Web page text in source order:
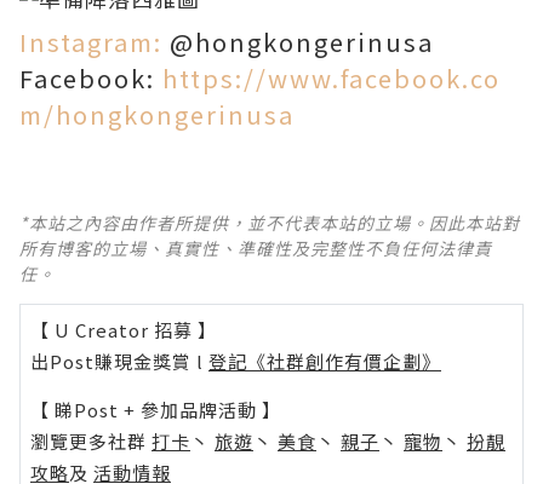
Instagram: @hongkongerinusa
Facebook: https://www.facebook.co
m/hongkongerinusa
*本站之內容由作者所提供，並不代表本站的立場。因此本站對
所有博客的立場、真實性、準確性及完整性不負任何法律責
任。
【 U Creator 招募 】
出Post賺現金獎賞 l 登記《社群創作有價企劃》
【 睇Post + 參加品牌活動 】
瀏覽更多社群 打卡 丶 旅遊 丶 美食 丶 親子 丶 寵物 丶 扮靚
攻略及 活動情報